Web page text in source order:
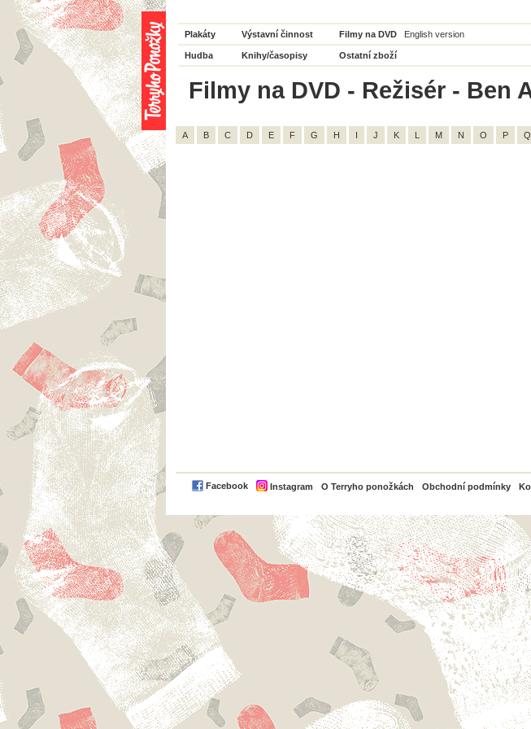
Plakáty Výstavní činnost Filmy na DVD English version
Hudba Knihy/časopisy Ostatní zboží
Filmy na DVD - Režisér - Ben
A B C D E F G H I J K L M N O P Q
Facebook Instagram O Terryho ponožkách Obchodní podmínky
PayPal